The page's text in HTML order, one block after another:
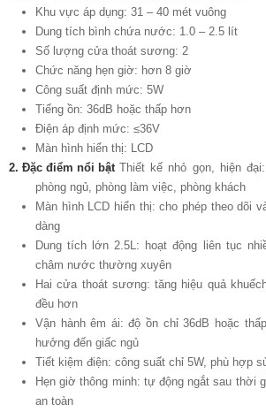
Khu vực áp dụng: 31 – 40 mét vuông
Dung tích bình chứa nước: 1.0 – 2.5 lít
Số lượng cửa thoát sương: 2
Chức năng hẹn giờ: hơn 8 giờ
Công suất định mức: 5W
Tiếng ồn: 36dB hoặc thấp hơn
Điện áp định mức: ≤36V
Màn hình hiển thị: LCD
2. Đặc điểm nổi bật Thiết kế nhỏ gọn, hiện
phòng ngủ, phòng làm việc, phòng khách
Màn hình LCD hiển thị: cho phép theo dõi
dàng
Dung tích lớn 2.5L: hoạt động liên tục
châm nước thường xuyên
Hai cửa thoát sương: tăng hiệu quả
đều hơn
Vận hành êm ái: độ ồn chỉ 36dB hoặc
hưởng đến giấc ngủ
Tiết kiệm điện: công suất chỉ 5W, phù hợp
Hẹn giờ thông minh: tự động ngắt sau thời
an toàn